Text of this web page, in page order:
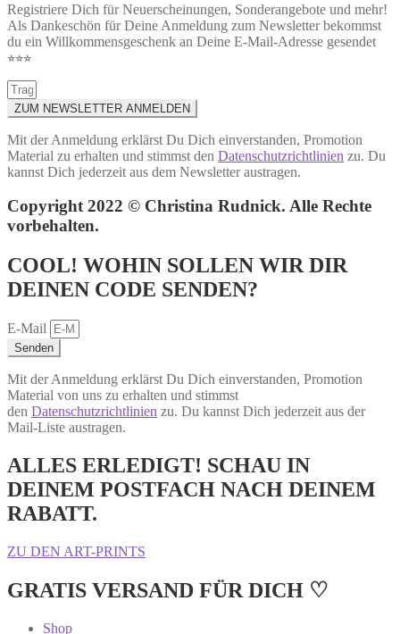
Registriere Dich für Neuerscheinungen, Sonderangebote und mehr!
Als Dankeschön für Deine Anmeldung zum Newsletter bekommst
du ein Willkommensgeschenk an Deine E-Mail-Adresse gesendet
⭐︎⭐︎⭐︎
ZUM NEWSLETTER ANMELDEN
Mit der Anmeldung erklärst Du Dich einverstanden, Promotion
Material zu erhalten und stimmst den Datenschutzrichtlinien zu. Du
kannst Dich jederzeit aus dem Newsletter austragen.
Copyright 2022 © Christina Rudnick. Alle Rechte
vorbehalten.
COOL! WOHIN SOLLEN WIR DIR
DEINEN CODE SENDEN?
E-Mail
Senden
Mit der Anmeldung erklärst Du Dich einverstanden, Promotion
Material von uns zu erhalten und stimmst
den Datenschutzrichtlinien zu. Du kannst Dich jederzeit aus der
Mail-Liste austragen.
ALLES ERLEDIGT! SCHAU IN
DEINEM POSTFACH NACH DEINEM
RABATT.
ZU DEN ART-PRINTS
GRATIS VERSAND FÜR DICH ♡
Shop